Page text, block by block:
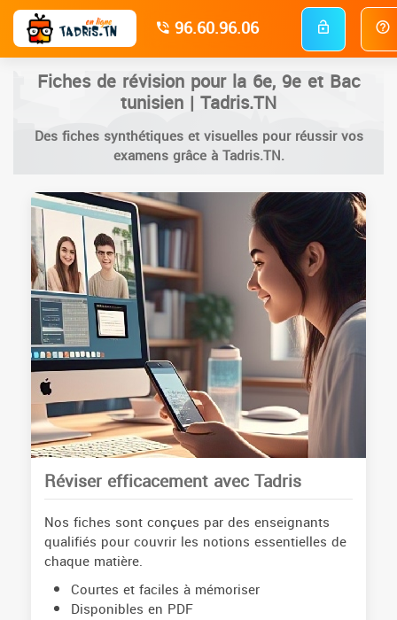
96.60.96.06
Fiches de révision pour la 6e, 9e et Bac
tunisien | Tadris.TN
Des fiches synthétiques et visuelles pour réussir vos
examens grâce à Tadris.TN.
Réviser efficacement avec Tadris
Nos fiches sont conçues par des enseignants
qualifiés pour couvrir les notions essentielles de
chaque matière.
Courtes et faciles à mémoriser
Disponibles en PDF